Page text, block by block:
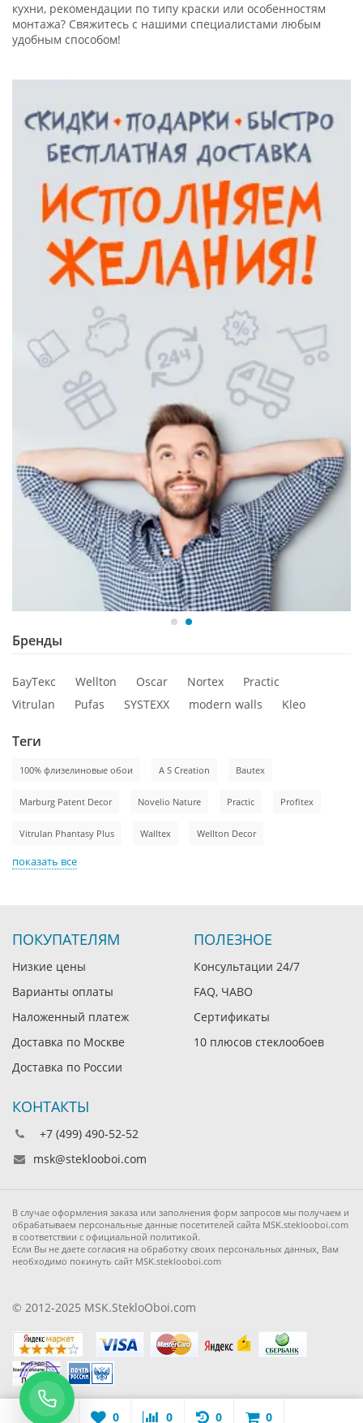
кухни, рекомендации по типу краски или особенностям
монтажа? Свяжитесь с нашими специалистами любым
удобным способом!
Бренды
БауТекс Wellton Oscar Nortex
Practic
Vitrulan
Pufas SYSTEXX modern walls Kleo
Теги
100% флизелиновые обои A S Creation Bautex
Marburg Patent Decor Novelio Nature Practic Profitex
Vitrulan Phantasy Plus Walltex Wellton Decor
показать все
ПОКУПАТЕЛЯМ
Низкие цены
Варианты оплаты
Наложенный платеж
Доставка по Москве
Доставка по России
ПОЛЕЗНОЕ
Консультации 24/7
FAQ, ЧАВО
Сертификаты
10 плюсов стеклообоев
КОНТАКТЫ
+7 (499) 490-52-52
msk@steklooboi.com
В случае оформления заказа или заполнения форм запросов мы получаем и
обрабатываем персональные данные посетителей сайта MSK.steklooboi.com
в соответствии с официальной политикой.
Если Вы не даете согласия на обработку своих персональных данных, Вам
необходимо покинуть сайт MSK.steklooboi.com
© 2012-2025 MSK.StekloOboi.com
0 0 0 0